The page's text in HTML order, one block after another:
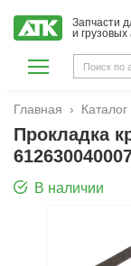
Запчасти
и
Главная Каталог
Прокладка
В наличии